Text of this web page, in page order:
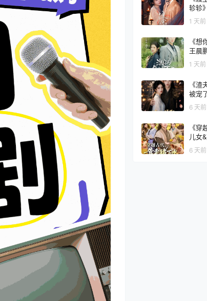
轸轸
1 天前
《想
王晨
费在
1 天前
《渣
被宠
太子
短剧
6 天前
《穿
儿女
活儿
＆仲
6 天前